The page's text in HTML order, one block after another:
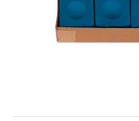
Korte Beschrijving
- Meest verkochte krijt ter